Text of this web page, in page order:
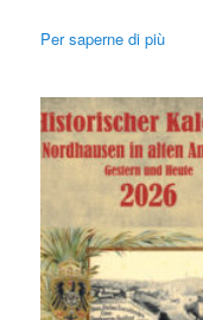
Per saperne di più